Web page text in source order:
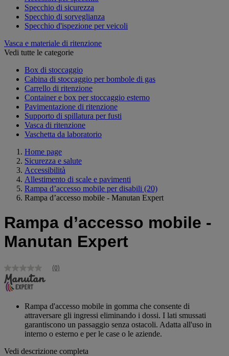
Specchio di sicurezza
Specchio di sorveglianza
Specchio d'ispezione per veicoli
Vasca e materiale di ritenzione
Vedi tutte le categorie
Box di stoccaggio
Cabina di stoccaggio per bombole di gas
Carrello di ritenzione
Container e box per stoccaggio esterno
Pavimentazione di ritenzione
Supporto di spillatura per fusti
Vasca di ritenzione
Vaschetta da laboratorio
Home page
Sicurezza e salute
Accessibilità
Allestimento di scale e pavimenti
Rampa d’accesso mobile per disabili (20)
Rampa d’accesso mobile - Manutan Expert
Rampa d’accesso mobile -
Manutan Expert
Nessuna
valutazione
Stesso
pagina.
(0)
Rampa d'accesso mobile in gomma che consente di
attraversare gli ingressi eliminando i dossi. I lati smussati
garantiscono un passaggio senza ostacoli. Adatta all'uso in
interno o esterno e per le case o le aziende.
Vedi descrizione completa